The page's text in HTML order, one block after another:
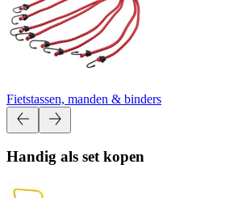
Fietstassen, manden & binders
Handig als set kopen